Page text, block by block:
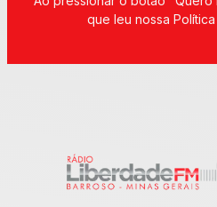
que leu nossa